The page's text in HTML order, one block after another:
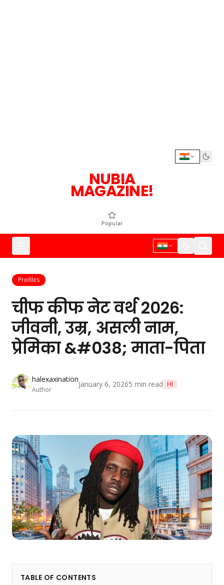
NUBIA
MAGAZINE!
Popular
Profiles
चीफ कीफ नेट वर्थ 2026:
जीवनी, उम्र, असली नाम,
प्रेमिका &#038; माता-पिता
halexaxination
Author
January 6, 20265 min read HI
TABLE OF CONTENTS